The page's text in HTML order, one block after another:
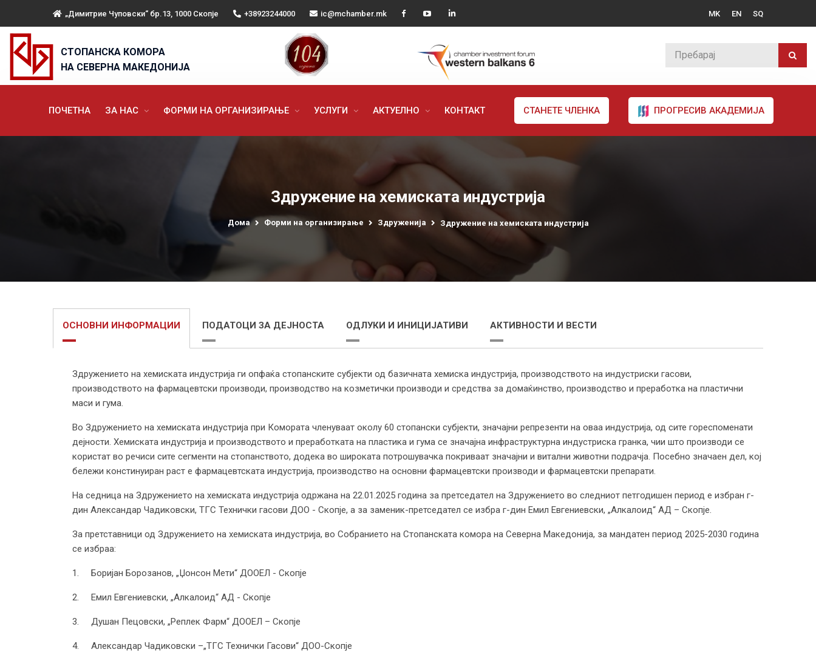
„Димитрие Чуповски“ бр.13, 1000 Скопје +38923244000 ic@mchamber.mk MK EN SQ
СТОПАНСКА КОМОРА
НА СЕВЕРНА МАКЕДОНИЈА
ПОЧЕТНА ЗА НАС ФОРМИ НА ОРГАНИЗИРАЊЕ УСЛУГИ АКТУЕЛНО КОНТАКТ СТАНЕТЕ ЧЛЕНКА ПРОГРЕСИВ АКАДЕМИЈА
Здружение на хемиската индустрија
Дома Форми на организирање Здруженија Здружение на хемиската индустрија
ОСНОВНИ ИНФОРМАЦИИ ПОДАТОЦИ ЗА ДЕЈНОСТА ОДЛУКИ И ИНИЦИЈАТИВИ АКТИВНОСТИ И ВЕСТИ
Здружението на хемиската индустрија ги опфаќа стопанските субјекти од базичната хемиска индустрија, производството на индустриски гасови,
производството на фармацевтски производи, производство на козметички производи и средства за домаќинство, производство и преработка на пластични
маси и гума.
Во Здружението на хемиската индустрија при Комората членуваат околу 60 стопански субјекти, значајни репрезенти на оваа индустрија, од сите гореспоменати
дејности. Хемиската индустрија и производството и преработката на пластика и гума се значајна инфраструктурна индустриска гранка, чии што производи се
користат во речиси сите сегменти на стопанството, додека во широката потрошувачка покриваат значајни и витални животни подрачја. Посебно значаен дел, кој
бележи констинуиран раст е фармацевтската индустрија, производство на основни фармацевтски производи и фармацевтски препарати.
На седница на Здружението на хемиската индустрија одржана на 22.01.2025 година за претседател на Здружението во следниот петгодишен период е избран г-
дин Александар Чадиковски, ТГС Технички гасови ДОО - Скопје, а за заменик-претседател се избра г-дин Емил Евгениевски, „Алкалоид“ АД – Скопје.
За претставници од Здружението на хемиската индустрија, во Собранието на Стопанската комора на Северна Македонија, за мандатен период 2025-2030 година
се избраa:
1. Боријан Борозанов, „Џонсон Мети“ ДООЕЛ - Скопје
2. Емил Евгениевски, „Алкалоид“ АД - Скопје
3. Душан Пецовски, „Реплек Фарм“ ДООЕЛ – Скопје
4. Александар Чадиковски –„ТГС Технички Гасови“ ДОО-Скопje